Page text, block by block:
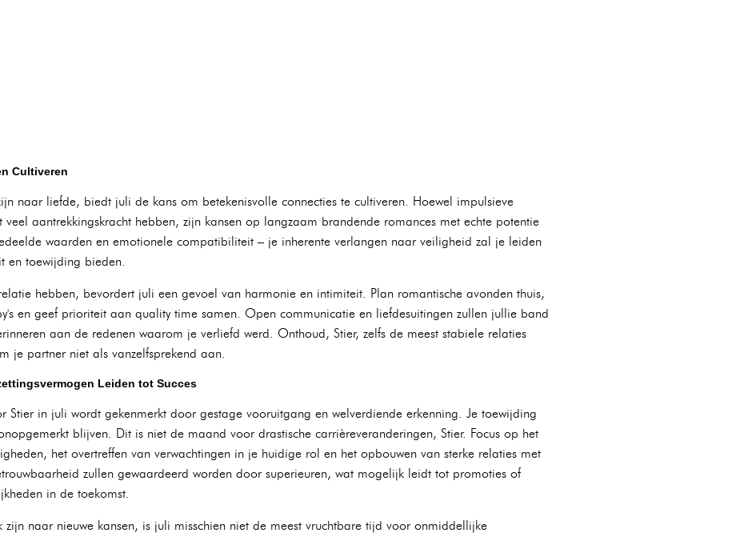
Cultiveren
naar liefde, biedt juli de kans om betekenisvolle connecties te cultiveren. Hoewel impulsieve
veel aantrekkingskracht hebben, zijn kansen op langzaam brandende romances met echte potentie
waarden en emotionele compatibiliteit – je inherente verlangen naar veiligheid zal je leiden
en toewijding bieden.
hebben, bevordert juli een gevoel van harmonie en intimiteit. Plan romantische avonden thuis,
en geef prioriteit aan quality time samen. Open communicatie en liefdesuitingen zullen jullie band
aan de redenen waarom je verliefd werd. Onthoud, Stier, zelfs de meest stabiele relaties
je partner niet als vanzelfsprekend aan.
Leiden tot Succes
Stier in juli wordt gekenmerkt door gestage vooruitgang en welverdiende erkenning. Je toewijding
blijven. Dit is niet de maand voor drastische carrièreveranderingen, Stier. Focus op het
het overtreffen van verwachtingen in je huidige rol en het opbouwen van sterke relaties met
zullen gewaardeerd worden door superieuren, wat mogelijk leidt tot promoties of
in de toekomst.
zijn naar nieuwe kansen, is juli misschien niet de meest vruchtbare tijd voor onmiddellijke